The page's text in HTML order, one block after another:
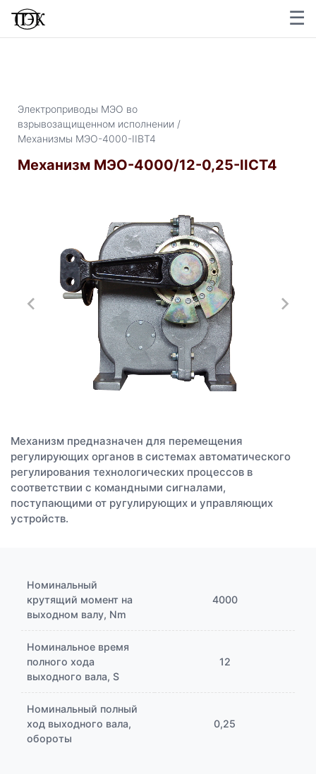
☰
×
Электроприводы МЭО во
взрывозащищенном исполнении /
Механизмы МЭО-4000-IIBТ4
Механизм МЭО-4000/12-0,25-IICT4
Механизм предназначен для перемещения
регулирующих органов в системах автоматического
регулирования технологических процессов в
соответствии с командными сигналами,
поступающими от ругулирующих и управляющих
устройств.
Номинальный
крутящий момент на
выходном валу, Nm
4000
Номинальное время
полного хода
выходного вала, S
12
Номинальный полный
ход выходного вала,
обороты
0,25